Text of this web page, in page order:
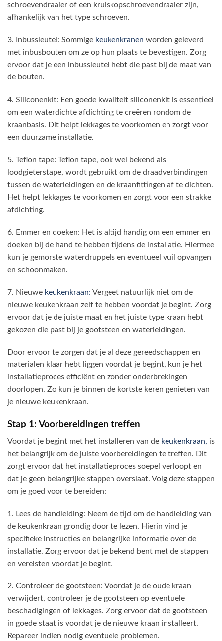
schroevendraaier of een kruiskopschroevendraaier zijn,
afhankelijk van het type schroeven.
3. Inbussleutel: Sommige keukenkranen worden geleverd
met inbusbouten om ze op hun plaats te bevestigen. Zorg
ervoor dat je een inbussleutel hebt die past bij de maat van
de bouten.
4. Siliconenkit: Een goede kwaliteit siliconenkit is essentieel
om een waterdichte afdichting te creëren rondom de
kraanbasis. Dit helpt lekkages te voorkomen en zorgt voor
een duurzame installatie.
5. Teflon tape: Teflon tape, ook wel bekend als
loodgieterstape, wordt gebruikt om de draadverbindingen
tussen de waterleidingen en de kraanfittingen af te dichten.
Het helpt lekkages te voorkomen en zorgt voor een strakke
afdichting.
6. Emmer en doeken: Het is altijd handig om een emmer en
doeken bij de hand te hebben tijdens de installatie. Hiermee
kun je gemorste waterdruppels en eventueel vuil opvangen
en schoonmaken.
7. Nieuwe keukenkraan: Vergeet natuurlijk niet om de
nieuwe keukenkraan zelf te hebben voordat je begint. Zorg
ervoor dat je de juiste maat en het juiste type kraan hebt
gekozen die past bij je gootsteen en waterleidingen.
Door ervoor te zorgen dat je al deze gereedschappen en
materialen klaar hebt liggen voordat je begint, kun je het
installatieproces efficiënt en zonder onderbrekingen
doorlopen. Zo kun je binnen de kortste keren genieten van
je nieuwe keukenkraan.
Stap 1: Voorbereidingen treffen
Voordat je begint met het installeren van de keukenkraan, is
het belangrijk om de juiste voorbereidingen te treffen. Dit
zorgt ervoor dat het installatieproces soepel verloopt en
dat je geen belangrijke stappen overslaat. Volg deze stappen
om je goed voor te bereiden:
1. Lees de handleiding: Neem de tijd om de handleiding van
de keukenkraan grondig door te lezen. Hierin vind je
specifieke instructies en belangrijke informatie over de
installatie. Zorg ervoor dat je bekend bent met de stappen
en vereisten voordat je begint.
2. Controleer de gootsteen: Voordat je de oude kraan
verwijdert, controleer je de gootsteen op eventuele
beschadigingen of lekkages. Zorg ervoor dat de gootsteen
in goede staat is voordat je de nieuwe kraan installeert.
Repareer indien nodig eventuele problemen.